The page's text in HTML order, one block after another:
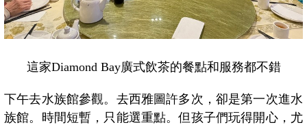
這家Diamond Bay廣式飲茶的餐點和服務都不錯
下午去水族館參觀。去西雅圖許多次，卻是第一次進水
族館。時間短暫，只能選重點。但孩子們玩得開心，尤